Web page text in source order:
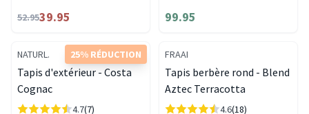
52.9539.95 99.95
25% RÉDUCTION
NATURL.
Tapis d'extérieur - Costa
Cognac
4.7(7)
FRAAI
Tapis berbère rond - Blend
Aztec Terracotta
4.6(18)